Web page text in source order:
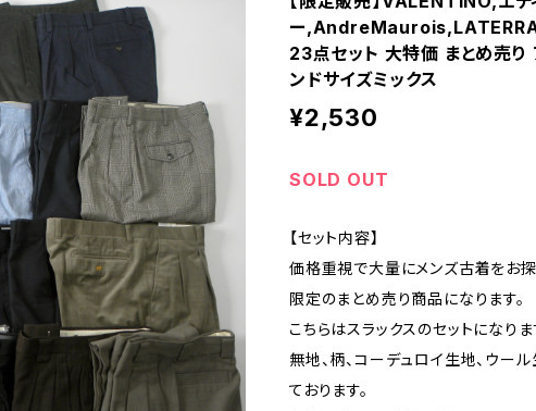
ー,AndreMaurois,LATERRA
23点セット 大特価 まとめ売り
ンドサイズミックス
¥2,530
SOLD OUT
【セット内容】
価格重視で大量にメンズ古着をお
限定のまとめ売り商品になります。
こちらはスラックスのセットになりま
無地、柄、コーデュロイ生地、ウー
ております。